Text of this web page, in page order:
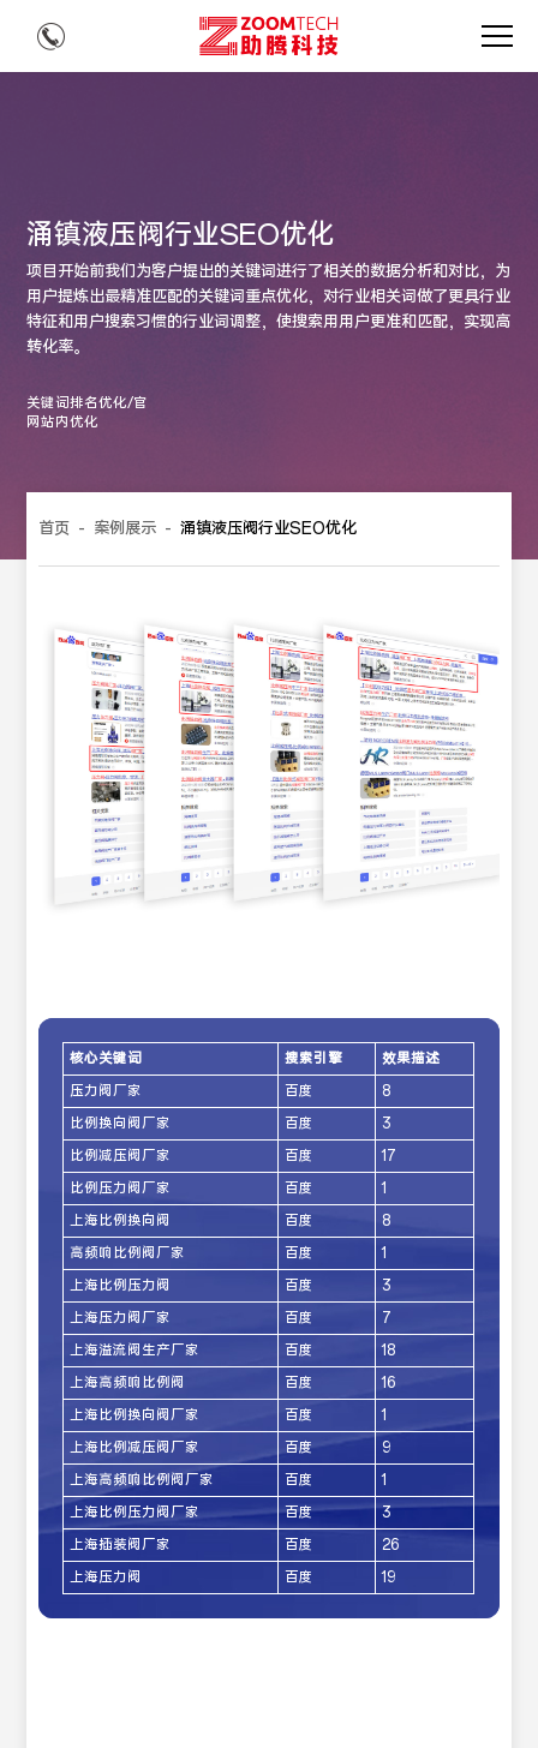
涌镇液压阀行业SEO优化
项目开始前我们为客户提出的关键词进行了相关的数据分析和对比，为
用户提炼出最精准匹配的关键词重点优化，对行业相关词做了更具行业
特征和用户搜索习惯的行业词调整，使搜索用用户更准和匹配，实现高
转化率。
关键词排名优化/官
网站内优化
首页 - 案例展示 - 涌镇液压阀行业SEO优化
核心关键词 搜索引擎
效果描述
压力阀厂家
百度
8
比例换向阀厂家
百度
3
比例减压阀厂家
百度
17
比例压力阀厂家
百度
1
上海比例换向阀
百度
8
高频响比例阀厂家
百度
1
上海比例压力阀
百度
3
上海压力阀厂家
百度
7
上海溢流阀生产厂家
百度
18
上海高频响比例阀
百度
16
上海比例换向阀厂家
百度
1
上海比例减压阀厂家
百度
9
上海高频响比例阀厂家
百度
1
上海比例压力阀厂家
百度
3
上海插装阀厂家
百度
26
上海压力阀
百度 19